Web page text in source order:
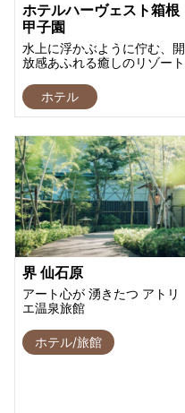
ホテルハーヴェスト箱根
甲子園
水上に浮かぶように佇む、開
放感あふれる癒しのリゾート
ホテル
界 仙石原
アート心が 湧きたつ アトリ
エ温泉旅館
ホテル/旅館